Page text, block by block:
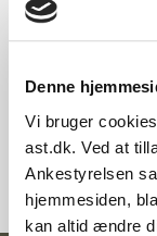
Denne
Vi bruger
ast.dk. Ved at
Ankestyrelsen
hjemmesiden,
kan altid ændre
Paragraf
200647-00